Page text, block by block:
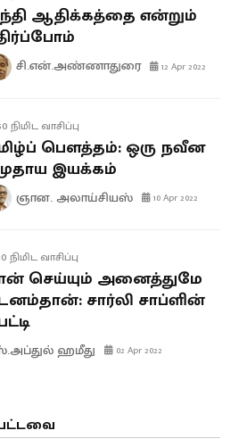
ஆதிக்கத்தை என்றும்
சி.என்.அண்ணாதுரை 12 Apr 2022
நிமிட வாசிப்பு
பௌத்தம்: ஒரு நவீன
இயக்கம்
ஞான. அலாய்சியஸ் 10 Apr 2022
நிமிட வாசிப்பு
செய்யும் அனைத்துமே
சார்லி சாப்ளின்
ஹமீது 02 Apr 2022